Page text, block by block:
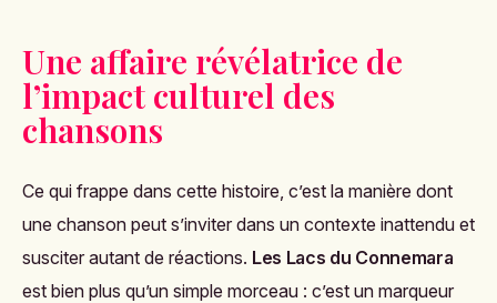
Une affaire révélatrice de
l’impact culturel des
chansons
Ce qui frappe dans cette histoire, c’est la manière dont
une chanson peut s’inviter dans un contexte inattendu et
susciter autant de réactions. Les Lacs du Connemara
est bien plus qu’un simple morceau : c’est un marqueur